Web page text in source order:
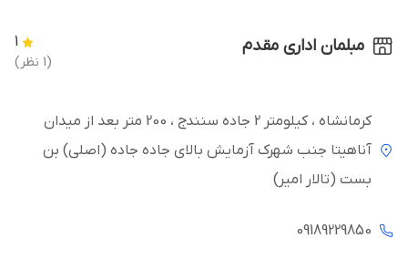
مبلمان اداری مقدم 1
(1 نظر)
کرمانشاه ، کیلومتر 2 جاده سنندج ، 200 متر بعد از میدان
آناهیتا جنب شهرک آزمایش بالای جاده جاده (اصلی) بن
بست (تالار امیر)
09189229850